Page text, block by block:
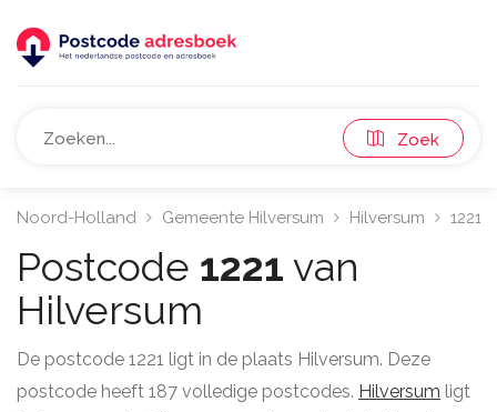
Zoek
Noord-Holland Gemeente Hilversum Hilversum 1221
Postcode 1221 van
Hilversum
De postcode 1221 ligt in de plaats Hilversum. Deze
postcode heeft 187 volledige postcodes. Hilversum ligt